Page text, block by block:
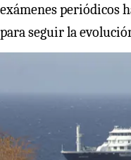
exámenes periódicos
para seguir la